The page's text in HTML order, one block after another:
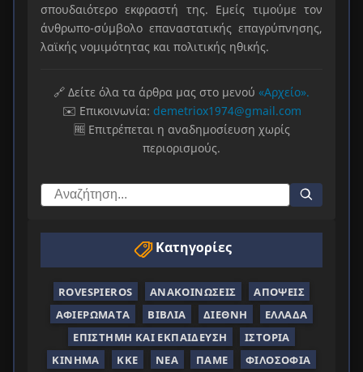
σπουδαιότερο εκφραστή της. Εμείς τιμούμε τον
άνθρωπο-σύμβολο επαναστατικής επαγρύπνησης,
λαϊκής νομιμότητας και πολιτικής ηθικής.
🔗 Δείτε όλα τα άρθρα μας στο μενού «Αρχείο».
✉️ Επικοινωνία: demetriox1974@gmail.com
🆓 Επιτρέπεται η αναδημοσίευση χωρίς
περιορισμούς.
Κατηγορίες
ROVESPIEROS ΑΝΑΚΟΙΝΏΣΕΙΣ
ΑΠΌΨΕΙΣ
ΑΦΙΕΡΏΜΑΤΑ
ΒΙΒΛΊΑ ΔΙΕΘΝΉ
ΕΛΛΆΔΑ
ΕΠΙΣΤΉΜΗ ΚΑΙ ΕΚΠΑΊΔΕΥΣΗ
ΙΣΤΟΡΊΑ
ΚΊΝΗΜΑ
ΚΚΕ ΝΈΑ ΠΑΜΕ ΦΙΛΟΣΟΦΊΑ